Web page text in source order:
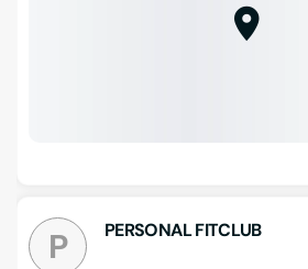
P PERSONAL FITCLUB